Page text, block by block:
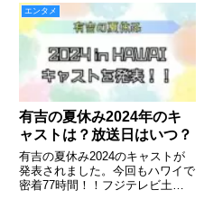
マ「西園寺さんは家事をしない」
の脚本家です。出典 西園寺さん
は家事をしないよりいったいどん
な方が「西園寺さんは家事をしな
エンタメ
有吉の夏休み2024年のキ
ャストは？放送日はいつ？
有吉の夏休み2024のキャストが
発表されました。今回もハワイで
密着77時間！！フジテレビ土曜